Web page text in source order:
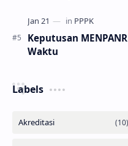
Keputusan
Waktu
Labels